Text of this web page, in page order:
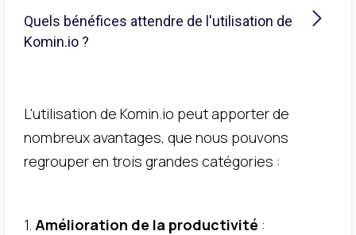
Quels bénéfices attendre de l'utilisation de
Komin.io ?
L'utilisation de Komin.io peut apporter de
nombreux avantages, que nous pouvons
regrouper en trois grandes catégories :
1. Amélioration de la productivité :